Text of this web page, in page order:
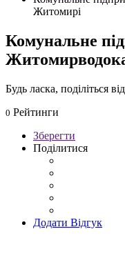
Житомирі
Комунальне
Будь ласка, поділіться
0 Рейтинги
Зберегти
Поділитися
Додати Відгук